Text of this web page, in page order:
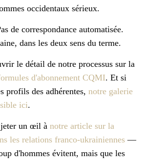
occidentaux sérieux.
de correspondance automatisée.
dans les deux sens du terme.
le détail de notre processus sur la
d'abonnement CQMI. Et si
profils des adhérentes, notre galerie
ici.
jeter un œil à notre article sur la
les relations franco-ukrainiennes —
d'hommes évitent, mais que les